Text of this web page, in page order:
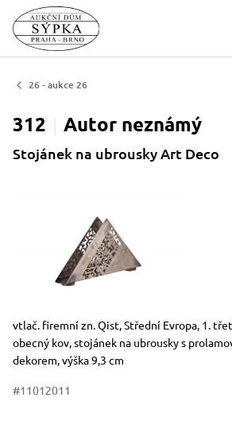
26 - aukce 26
312 Autor neznámý
Stojánek na ubrousky Art Deco
Rozměry
Stručný popis předmětu
vtlač. firemní zn. Qist, Střední Evropa, 1.
obecný kov, stojánek na ubrousky s
dekorem, výška 9,3 cm
#11012011